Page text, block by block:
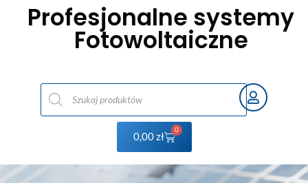
Profesjonalne systemy
Fotowoltaiczne
0,00zł
0